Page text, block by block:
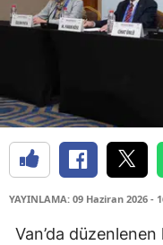
YAYINLAMA: 09 Haziran 2026 -
Van’da